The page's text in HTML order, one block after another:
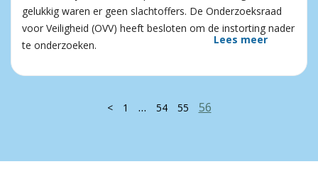
gelukkig waren er geen slachtoffers. De Onderzoeksraad
voor Veiligheid (OVV) heeft besloten om de instorting nader
te onderzoeken.
Lees meer
< 1 … 54 55 56